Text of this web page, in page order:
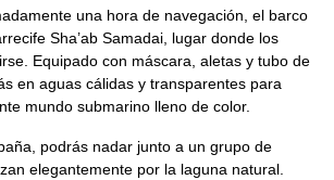
una hora de navegación, el barco
Sha’ab Samadai, lugar donde los
Equipado con máscara, aletas y tubo de
en aguas cálidas y transparentes para
mundo submarino lleno de color.
podrás nadar junto a un grupo de
elegantemente por la laguna natural.